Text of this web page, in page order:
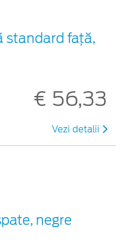
standard faţă,
€ 56,33
Vezi detalii
negre